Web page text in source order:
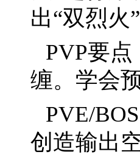
出“双烈火
PVP要
缠。学会
PVE/
创造输出